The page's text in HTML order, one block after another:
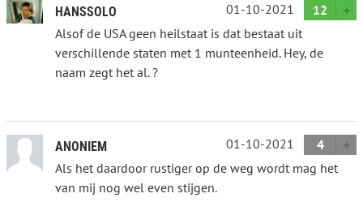
HANSSOLO 01-10-2021
12
Alsof de USA geen heilstaat is dat bestaat uit
verschillende staten met 1 munteenheid. Hey, de
naam zegt het al. ?
ANONIEM 01-10-2021
4
Als het daardoor rustiger op de weg wordt mag het
van mij nog wel even stijgen.